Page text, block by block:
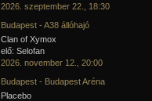
2026. szeptember 22., 18:30
Budapest - A38 állóhajó
Clan of Xymox
elő: Selofan
2026. november 12., 20:00
Budapest - Budapest Aréna
Placebo